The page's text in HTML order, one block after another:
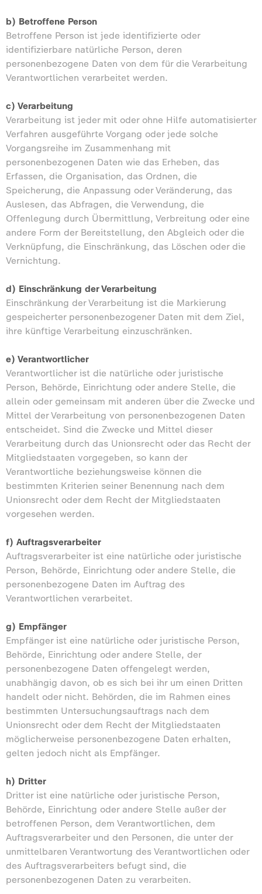
b) Betroffene Person
Betroffene Person ist jede identifizierte oder
identifizierbare natürliche Person, deren
personenbezogene Daten von dem für die Verarbeitung
Verantwortlichen verarbeitet werden.
c) Verarbeitung
Verarbeitung ist jeder mit oder ohne Hilfe automatisierter
Verfahren ausgeführte Vorgang oder jede solche
Vorgangsreihe im Zusammenhang mit
personenbezogenen Daten wie das Erheben, das
Erfassen, die Organisation, das Ordnen, die
Speicherung, die Anpassung oder Veränderung, das
Auslesen, das Abfragen, die Verwendung, die
Offenlegung durch Übermittlung, Verbreitung oder eine
andere Form der Bereitstellung, den Abgleich oder die
Verknüpfung, die Einschränkung, das Löschen oder die
Vernichtung.
d) Einschränkung der Verarbeitung
Einschränkung der Verarbeitung ist die Markierung
gespeicherter personenbezogener Daten mit dem Ziel,
ihre künftige Verarbeitung einzuschränken.
e) Verantwortlicher
Verantwortlicher ist die natürliche oder juristische
Person, Behörde, Einrichtung oder andere Stelle, die
allein oder gemeinsam mit anderen über die Zwecke und
Mittel der Verarbeitung von personenbezogenen Daten
entscheidet. Sind die Zwecke und Mittel dieser
Verarbeitung durch das Unionsrecht oder das Recht der
Mitgliedstaaten vorgegeben, so kann der
Verantwortliche beziehungsweise können die
bestimmten Kriterien seiner Benennung nach dem
Unionsrecht oder dem Recht der Mitgliedstaaten
vorgesehen werden.
f) Auftragsverarbeiter
Auftragsverarbeiter ist eine natürliche oder juristische
Person, Behörde, Einrichtung oder andere Stelle, die
personenbezogene Daten im Auftrag des
Verantwortlichen verarbeitet.
g) Empfänger
Empfänger ist eine natürliche oder juristische Person,
Behörde, Einrichtung oder andere Stelle, der
personenbezogene Daten offengelegt werden,
unabhängig davon, ob es sich bei ihr um einen Dritten
handelt oder nicht. Behörden, die im Rahmen eines
bestimmten Untersuchungsauftrags nach dem
Unionsrecht oder dem Recht der Mitgliedstaaten
möglicherweise personenbezogene Daten erhalten,
gelten jedoch nicht als Empfänger.
h) Dritter
Dritter ist eine natürliche oder juristische Person,
Behörde, Einrichtung oder andere Stelle außer der
betroffenen Person, dem Verantwortlichen, dem
Auftragsverarbeiter und den Personen, die unter der
unmittelbaren Verantwortung des Verantwortlichen oder
des Auftragsverarbeiters befugt sind, die
personenbezogenen Daten zu verarbeiten.